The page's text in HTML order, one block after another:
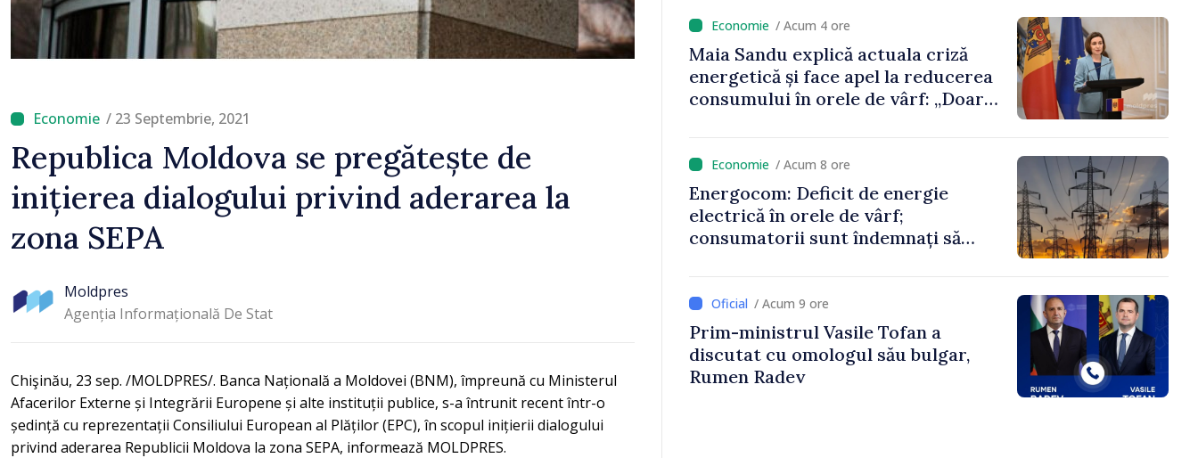
/ 23 Septembrie, 2021
Republica Moldova se pregătește de
inițierea dialogului privind aderarea la
zona SEPA
Moldpres
Agenția Informațională De Stat
Chişinău, 23 sep. /MOLDPRES/. Banca Națională a Moldovei (BNM), împreună cu Ministerul
Afacerilor Externe și Integrării Europene și alte instituții publice, s-a întrunit recent într-o
ședință cu reprezentații Consiliului European al Plăților (EPC), în scopul inițierii dialogului
privind aderarea Republicii Moldova la zona SEPA, informează MOLDPRES.
/ Acum 4 ore
Maia Sandu explică actuala criză
energetică și face apel la reducerea
consumului în orele de vârf: „Doar
/ Acum 8 ore
Energocom: Deficit de energie
electrică în orele de vârf;
consumatorii sunt îndemnați să
/ Acum 9 ore
Prim-ministrul Vasile Tofan a
discutat cu omologul său bulgar,
Rumen Radev